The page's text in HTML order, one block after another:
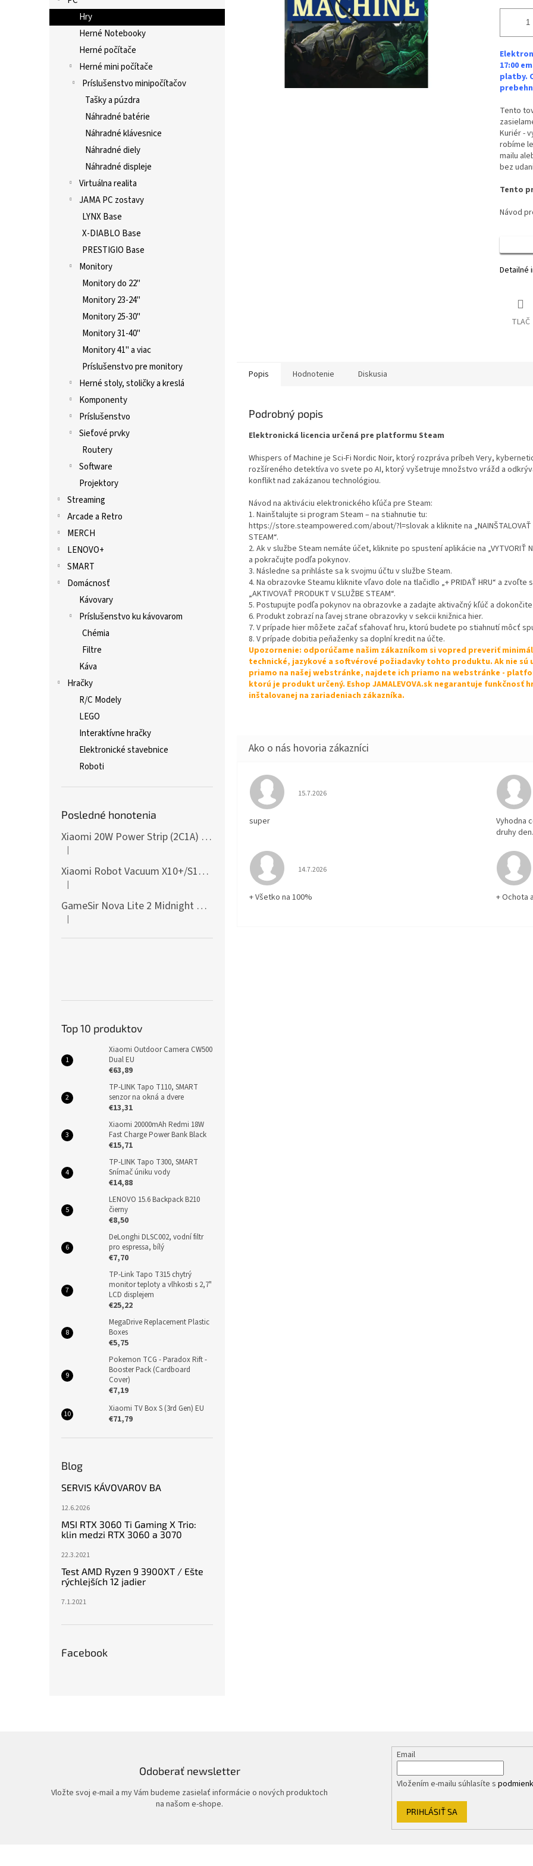
Hry
Herné Notebooky
Herné počítače
Herné mini počítače
Príslušenstvo minipočítačov
Tašky a púzdra
Náhradné batérie
Náhradné klávesnice
Náhradné diely
Náhradné displeje
Virtuálna realita
JAMA PC zostavy
LYNX Base
X-DIABLO Base
PRESTIGIO Base
Monitory
Monitory do 22"
Monitory 23-24"
Monitory 25-30"
Monitory 31-40"
Monitory 41" a viac
Príslušenstvo pre monitory
Herné stoly, stoličky a kreslá
Komponenty
Príslušenstvo
Sieťové prvky
Routery
Software
Projektory
Streaming
Arcade a Retro
MERCH
LENOVO+
SMART
Domácnosť
Kávovary
Príslušenstvo ku kávovarom
Chémia
Filtre
Káva
Hračky
R/C Modely
LEGO
Interaktívne hračky
Elektronické stavebnice
Roboti
Posledné honotenia
Xiaomi 20W Power Strip (2C1A) EU
Hodnotenie produktu je 5 z 5 hviezdičiek.
|
Xiaomi Robot Vacuum X10+/S10+/X10/X20+ Side Brush
Hodnotenie produktu je 5 z 5 hviezdičiek.
|
GameSir Nova Lite 2 Midnight Gray
Hodnotenie produktu je 5 z 5 hviezdičiek.
|
Top 10 produktov
Xiaomi Outdoor Camera CW500
Dual EU
€63,89
TP-LINK Tapo T110, SMART
senzor na okná a dvere
€13,31
Xiaomi 20000mAh Redmi 18W
Fast Charge Power Bank Black
€15,71
TP-LINK Tapo T300, SMART
Snímač úniku vody
€14,88
LENOVO 15.6 Backpack B210
čierny
€8,50
DeLonghi DLSC002, vodní filtr
pro espressa, bílý
€7,70
TP-Link Tapo T315 chytrý
monitor teploty a vlhkosti s 2,7"
LCD displejem
€25,22
MegaDrive Replacement Plastic
Boxes
€5,75
Pokemon TCG - Paradox Rift -
Booster Pack (Cardboard
Cover)
€7,19
Xiaomi TV Box S (3rd Gen) EU
€71,79
Blog
SERVIS KÁVOVAROV BA
12.6.2026
MSI RTX 3060 Ti Gaming X Trio:
klin medzi RTX 3060 a 3070
22.3.2021
Test AMD Ryzen 9 3900XT / Ešte
rýchlejších 12 jadier
7.1.2021
Facebook
17:00
platby.
Tento
Kuriér -
robíme
mailu
bez
Tento
Návod
Detailné
TLAČ
Popis Hodnotenie Diskusia
Podrobný popis
Elektronická licencia určená pre platformu Steam
Whispers of Machine je Sci-Fi Nordic Noir, ktorý rozpráva príbeh Very,
rozšíreného detektíva vo svete po AI, ktorý vyšetruje množstvo vrážd a
konflikt nad zakázanou technológiou.
Návod na aktiváciu elektronického kľúča pre Steam:
1. Nainštalujte si program Steam – na stiahnutie tu:
https://store.steampowered.com/about/?l=slovak a kliknite na „NAINŠTALOVAŤ
STEAM“.
2. Ak v službe Steam nemáte účet, kliknite po spustení aplikácie na „VYTVORIŤ
a pokračujte podľa pokynov.
3. Následne sa prihláste sa k svojmu účtu v službe Steam.
4. Na obrazovke Steamu kliknite vľavo dole na tlačidlo „+ PRIDAŤ HRU“ a zvoľte
„AKTIVOVAŤ PRODUKT V SLUŽBE STEAM“.
5. Postupujte podľa pokynov na obrazovke a zadajte aktivačný kľúč a
6. Produkt zobrazí na ľavej strane obrazovky v sekcii knižnica hier.
7. V prípade hier môžete začať sťahovať hru, ktorú budete po stiahnutí môcť
8. V prípade dobitia peňaženky sa doplní kredit na účte.
Upozornenie: odporúčame našim zákazníkom si vopred preveriť
technické, jazykové a softvérové požiadavky tohto produktu. Ak nie sú
priamo na našej webstránke, najdete ich priamo na webstránke -
ktorú je produkt určený. Eshop JAMALEVOVA.sk negarantuje funkčnosť
inštalovanej na zariadeniach zákazníka.
Hodnotenie obchodu je 5 z 5 hviezdičiek.
15.7.2026
super
Vyhodna
druhy den.
Hodnotenie obchodu je 5 z 5 hviezdičiek.
14.7.2026
+ Všetko na 100% + Ochota
Odoberať newsletter
Vložte svoj e-mail a my Vám budeme zasielať informácie o nových produktoch
na našom e-shope.
Email
Vložením e-mailu súhlasíte s
PRIHLÁSIŤ SA